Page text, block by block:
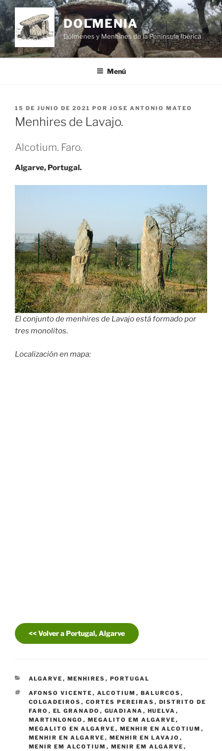
Saltar
al
contenido
DOLMENIA
Dólmenes y Menhines de la Península Ibérica
Menú
PUBLICADO
EL
15 DE JUNIO DE 2021 POR JOSE ANTONIO MATEO
Menhires de Lavajo.
Alcotium. Faro.
Algarve, Portugal.
El conjunto de menhires de Lavajo está formado por
tres monolitos.
Localización en mapa:
<< Volver a Portugal, Algarve
CATEGORÍAS
ALGARVE , MENHIRES , PORTUGAL
ETIQUETAS
AFONSO VICENTE , ALCOTIUM , BALURCOS ,
COLGADEIROS , CORTES PEREIRAS , DISTRITO DE
FARO , EL GRANADO , GUADIANA , HUELVA ,
MARTINLONGO , MEGALITO EM ALGARVE ,
MEGALITO EN ALGARVE , MENHIR EN ALCOTIUM ,
MENHIR EN ALGARVE , MENHIR EN LAVAJO ,
MENIR EM ALCOTIUM , MENIR EM ALGARVE ,